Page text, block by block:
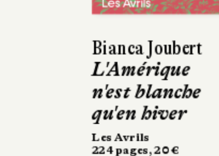
Asako Yuzuki
Le Beurre de
Manako
Calmann-Lévy